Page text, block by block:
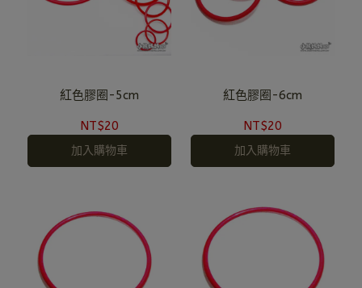
紅色膠圈-5cm
NT$20
加入購物車
紅色膠圈-6cm
NT$20
加入購物車